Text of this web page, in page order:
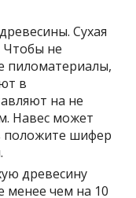
Сухая
Чтобы не
пиломатериалы,
в
на не
Навес может
шифер
древесину
менее чем на 10